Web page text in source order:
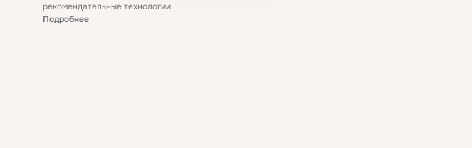
рекомендательные технологии
Подробнее